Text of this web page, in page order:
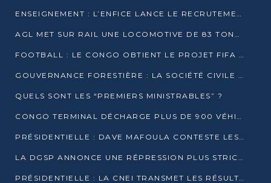
ENSEIGNEMENT : L’ENFICE LANCE LE RECRUTEMENT DE SA PREMIÈRE PROMOTION DE PROFESSEURS DES ÉCOLES
AGL MET SUR RAIL UNE LOCOMOTIVE DE 83 TONNES À POINTE-NOIRE
FOOTBALL : LE CONGO OBTIENT LE PROJET FIFA ARENA POUR SES 15 DÉPARTEMENTS
GOUVERNANCE FORESTIÈRE : LA SOCIÉTÉ CIVILE CONGOLAISE AFFICHE SES PRIORITÉS POUR 2026
QUELS SONT LES “PREMIERS MINISTRABLES” ?
CONGO TERMINAL DÉCHARGE PLUS DE 900 VÉHICULES EN QUELQUES HEURES
PRÉSIDENTIELLE : DAVE MAFOULA CONTESTE LES RÉSULTATS PROVISOIRES
LA DGSP ANNONCE UNE RÉPRESSION PLUS STRICTE CONTRE LES MOTO-TAXIS
PRÉSIDENTIELLE : LA CNEI TRANSMET LES RÉSULTATS PROVISOIRES À LA COUR CONSTITUTIONNELLE